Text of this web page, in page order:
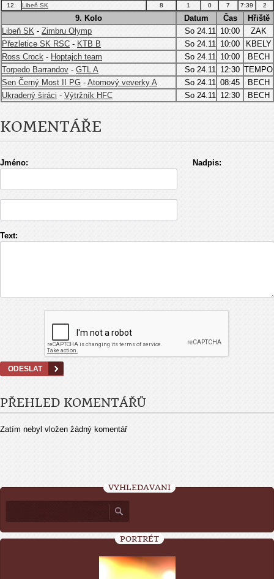
12.
Libeň SK 8 1 0 7 7:39 2
9. Kolo Datum Čas
Hřiště
Libeň SK - Zimbru Olymp So 24.11 10:00
ZAK
Přezletice SK RSC - KTB B So 24.11 10:00
KBELY
Ross Crock - Hoptajch team So 24.11 10:00
BECH
Torpedo Barrandov - GTL A So 24.11 12:30 TEMPO
Sen Černý Most II PG - Atomový veverky A So 24.11 08:45
BECH
Ukradený širáci - Výtržník HFC So 24.11 12:30 BECH
KOMENTÁŘE
Jméno: Nadpis:
Text:
PŘEHLED KOMENTÁŘŮ
Zatím nebyl vložen žádný komentář
VYHLEDÁVÁNÍ
PORTRÉT